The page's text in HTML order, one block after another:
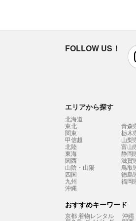
FOLLOW US！
エリアから探す
北海道
東北
青森
関東
栃木
甲信越
山梨
北陸
富山
東海
静岡
関西
滋賀
山陰・山陽
鳥取
四国
徳島
九州
福岡
沖縄
おすすめキーワード
京都 着物レンタル 沖縄